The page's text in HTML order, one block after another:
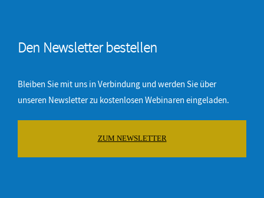
Den Newsletter bestellen
Bleiben Sie mit uns in Verbindung und werden Sie über
unseren Newsletter zu kostenlosen Webinaren eingeladen.
ZUM NEWSLETTER